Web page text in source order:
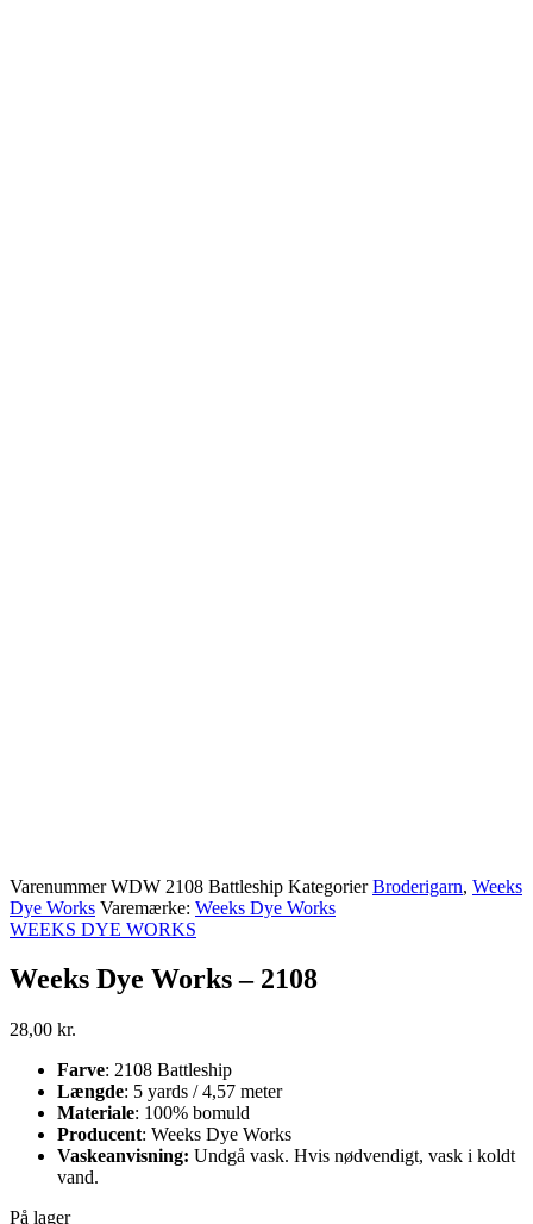
VarenummerWDW 2108 Battleship Kategorier Broderigarn, Weeks
Dye Works Varemærke: Weeks Dye Works
WEEKS DYE WORKS
Weeks Dye Works – 2108
28,00 kr.
Farve: 2108 Battleship
Længde: 5 yards / 4,57 meter
Materiale: 100% bomuld
Producent: Weeks Dye Works
Vaskeanvisning: Undgå vask. Hvis nødvendigt, vask i koldt
vand.
På lager